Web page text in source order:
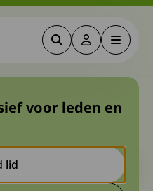
ZoekenDeze link
Menu
met
je mee?
zijn dat de inhoud niet
voor leden en
lid